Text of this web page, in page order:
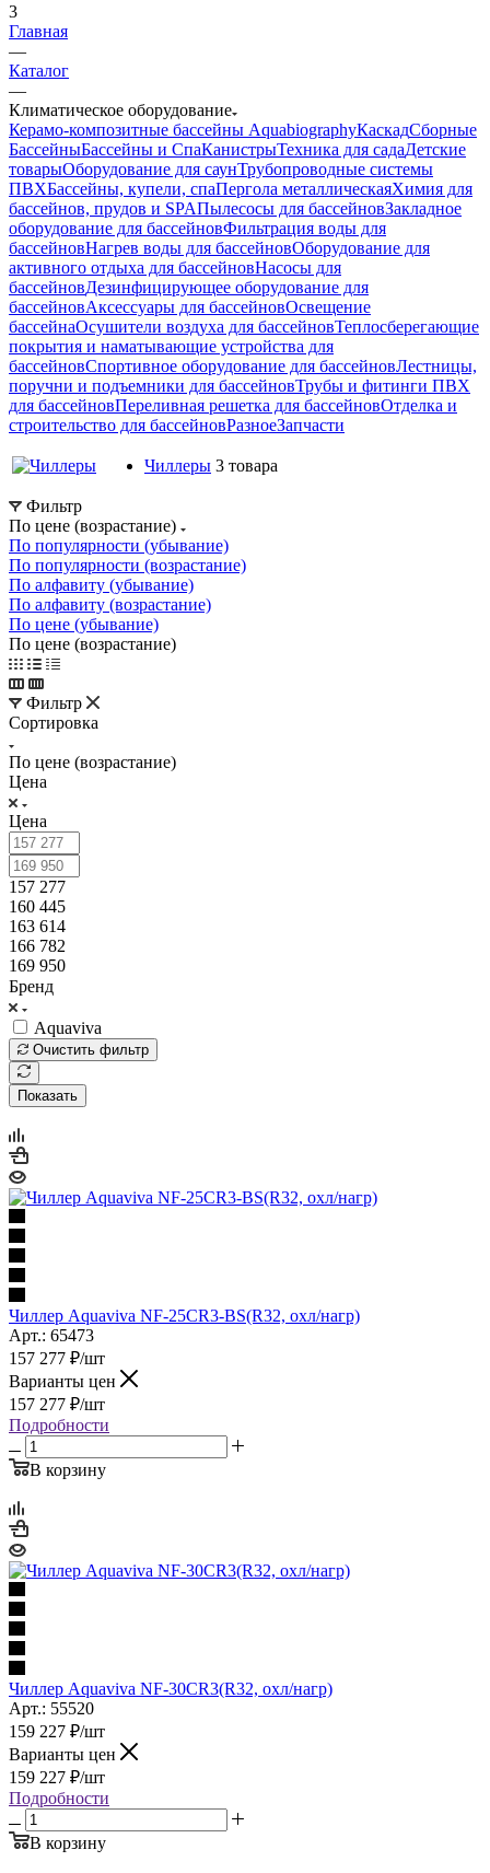
3
Главная
—
Каталог
—
Климатическое оборудование
Керамо-композитные бассейны AquabiographyКаскадСборные
БассейныБассейны и СпаКанистрыТехника для садаДетские
товарыОборудование для саунТрубопроводные системы
ПВХБассейны, купели, спаПергола металлическаяХимия для
бассейнов, прудов и SPAПылесосы для бассейновЗакладное
оборудование для бассейновФильтрация воды для
бассейновНагрев воды для бассейновОборудование для
активного отдыха для бассейновНасосы для
бассейновДезинфицирующее оборудование для
бассейновАксессуары для бассейновОсвещение
бассейнаОсушители воздуха для бассейновТеплосберегающие
покрытия и наматывающие устройства для
бассейновСпортивное оборудование для бассейновЛестницы,
поручни и подъемники для бассейновТрубы и фитинги ПВХ
для бассейновПереливная решетка для бассейновОтделка и
строительство для бассейновРазноеЗапчасти
Чиллеры 3 товара
Фильтр
По цене (возрастание)
По популярности (убывание)
По популярности (возрастание)
По алфавиту (убывание)
По алфавиту (возрастание)
По цене (убывание)
По цене (возрастание)
Фильтр
Сортировка
По цене (возрастание)
Цена
Цена
157 277
160 445
163 614
166 782
169 950
Бренд
Aquaviva
Очистить фильтр
Показать
Чиллер Aquaviva NF-25CR3-BS(R32, охл/нагр)
Арт.: 65473
157 277 ₽/шт
Варианты цен
157 277 ₽/шт
Подробности
В корзину
Чиллер Aquaviva NF-30CR3(R32, охл/нагр)
Арт.: 55520
159 227 ₽/шт
Варианты цен
159 227 ₽/шт
Подробности
В корзину